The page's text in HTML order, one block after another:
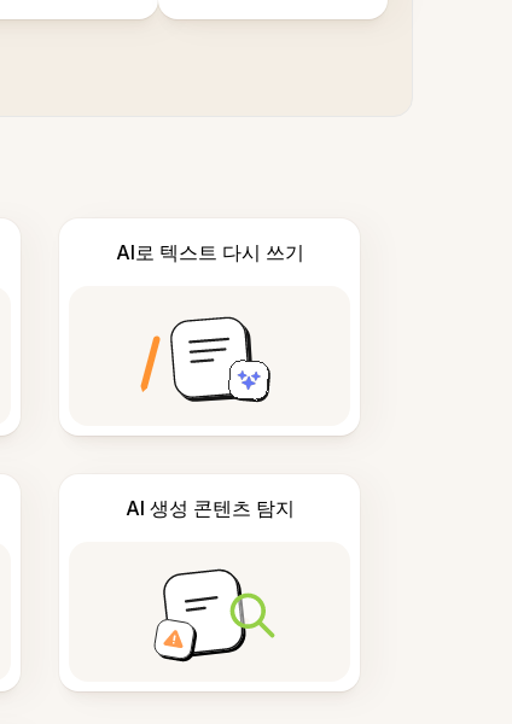
AI로 텍스트 다시 쓰기
AI 생성 콘텐츠 탐지